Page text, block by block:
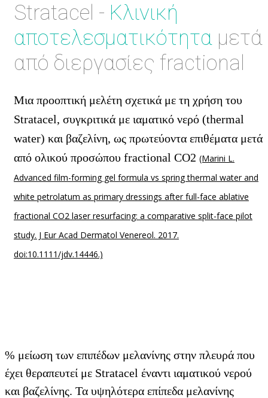
Stratacel - Κλινική
αποτελεσματικότητα μετά
από διεργασίες fractional
Μια προοπτική μελέτη σχετικά με τη χρήση του
Stratacel, συγκριτικά με ιαματικό νερό (thermal
water) και βαζελίνη, ως πρωτεύοντα επιθέματα μετά
από ολικού προσώπου fractional CO2 (Marini L.
Advanced film-forming gel formula vs spring thermal water and
white petrolatum as primary dressings after full-face ablative
fractional CO2 laser resurfacing: a comparative split-face pilot
study. J Eur Acad Dermatol Venereol. 2017.
doi:10.1111/jdv.14446.)
% μείωση των επιπέδων μελανίνης στην πλευρά που
έχει θεραπευτεί με Stratacel έναντι ιαματικού νερού
και βαζελίνης. Τα υψηλότερα επίπεδα μελανίνης